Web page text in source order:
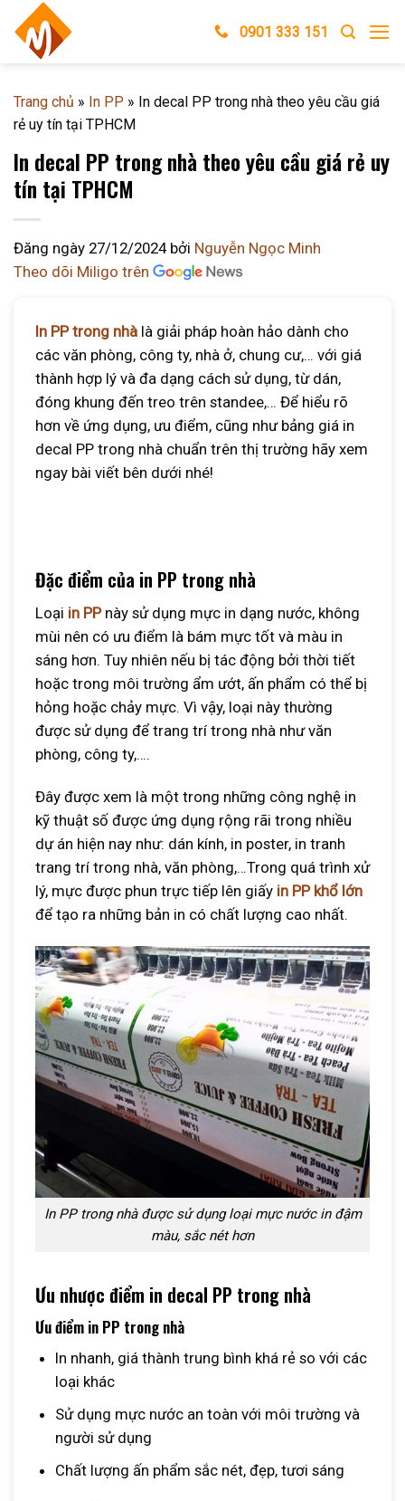
content
0901 333 151
Trang chủ » In PP » In decal PP trong nhà theo yêu cầu giá
rẻ uy tín tại TPHCM
In decal PP trong nhà theo yêu cầu giá rẻ uy
tín tại TPHCM
Đăng ngày 27/12/2024bởi Nguyễn Ngọc Minh
Theo dõi Miligo trên
In PP trong nhà là giải pháp hoàn hảo dành cho
các văn phòng, công ty, nhà ở, chung cư,… với giá
thành hợp lý và đa dạng cách sử dụng, từ dán,
đóng khung đến treo trên standee,… Để hiểu rõ
hơn về ứng dụng, ưu điểm, cũng như bảng giá in
decal PP trong nhà chuẩn trên thị trường hãy xem
ngay bài viết bên dưới nhé!
Đặc điểm của in PP trong nhà
Loại in PPnày sử dụng mực in dạng nước, không
mùi nên có ưu điểm là bám mực tốt và màu in
sáng hơn. Tuy nhiên nếu bị tác động bởi thời tiết
hoặc trong môi trường ẩm ướt, ấn phẩm có thể bị
hỏng hoặc chảy mực. Vì vậy, loại này thường
được sử dụng để trang trí trong nhà như văn
phòng, công ty,….
Đây được xem là một trong những công nghệ in
kỹ thuật số được ứng dụng rộng rãi trong nhiều
dự án hiện nay như: dán kính, in poster, in tranh
trang trí trong nhà, văn phòng,…Trong quá trình xử
lý, mực được phun trực tiếp lên giấy in PP khổ lớn
để tạo ra những bản in có chất lượng cao nhất.
In PP trong nhà được sử dụng loại mực nước in đậm
màu, sắc nét hơn
Ưu nhược điểm in decal PP trong nhà
Ưu điểm in PP trong nhà
In nhanh, giá thành trung bình khá rẻ so với các
loại khác
Sử dụng mực nước an toàn với môi trường và
người sử dụng
Chất lượng ấn phẩm sắc nét, đẹp, tươi sáng